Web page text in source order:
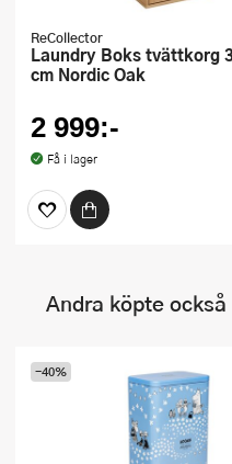
ReCollector
Laundry Boks tvättkorg 30x43x70
cm Nordic Oak
2 999:-
Få i lager
Andra köpte också
-40%